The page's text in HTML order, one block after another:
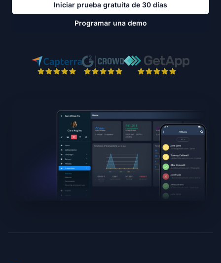
Iniciar prueba gratuita de 30 días
Programar una demo